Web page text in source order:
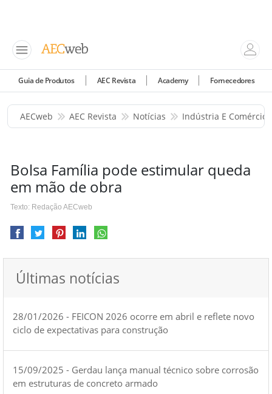
Guia de Produtos AEC Revista Academy Fornecedores
AECweb AEC Revista Notícias Indústria E Comércio
Bolsa Família pode estimular queda
em mão de obra
Texto: Redação AECweb
Últimas notícias
28/01/2026 - FEICON 2026 ocorre em abril e reflete novo
ciclo de expectativas para construção
15/09/2025 - Gerdau lança manual técnico sobre corrosão
em estruturas de concreto armado